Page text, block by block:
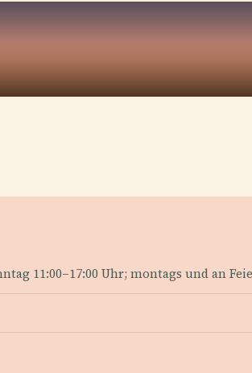
11:00–17:00 Uhr; montags und an